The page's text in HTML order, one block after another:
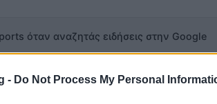
- Do Not Process My Personal
όταν αναζητάς ειδήσεις στην Google
Google